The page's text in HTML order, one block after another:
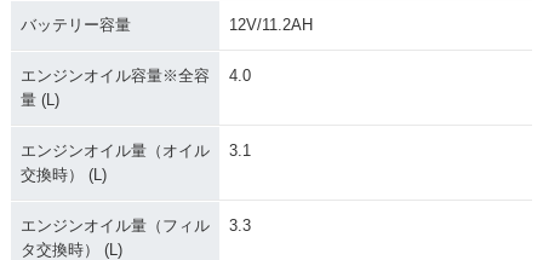
バッテリー容量 12V/11.2AH
エンジンオイル容量※全容
量 (L)
4.0
エンジンオイル量（オイル
交換時） (L)
3.1
エンジンオイル量（フィル
タ交換時） (L)
3.3